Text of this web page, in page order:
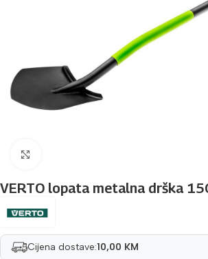
VERTO lopata metalna drška
Cijena dostave:10,00 KM